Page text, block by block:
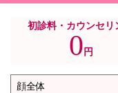
初診料・カウンセリ
0 円
顔全体